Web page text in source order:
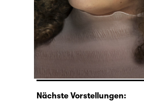
Nächste Vorstellungen: